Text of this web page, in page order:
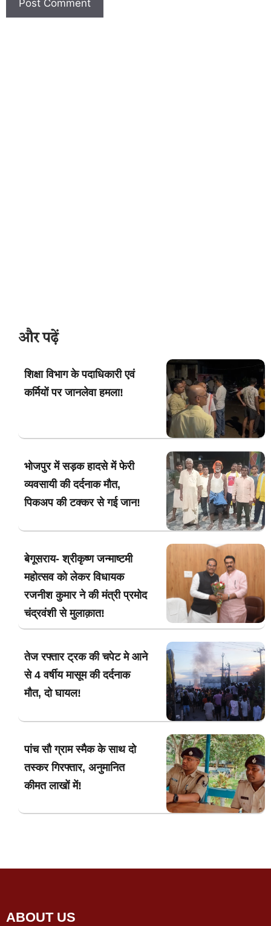
और पढ़ें
शिक्षा विभाग के पदाधिकारी एवं
कर्मियों पर जानलेवा हमला!
भोजपुर में सड़क हादसे में फेरी
व्यवसायी की दर्दनाक मौत,
पिकअप की टक्कर से गई जान!
बेगूसराय- श्रीकृष्ण जन्माष्टमी
महोत्सव को लेकर विधायक
रजनीश कुमार ने की मंत्री प्रमोद
चंद्रवंशी से मुलाक़ात!
तेज रफ्तार ट्रक की चपेट मे आने
से 4 वर्षीय मासूम की दर्दनाक
मौत, दो घायल!
पांच सौ ग्राम स्मैक के साथ दो
तस्कर गिरफ्तार, अनुमानित
कीमत लाखों में!
ABOUT US